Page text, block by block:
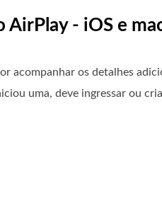
AirPlay - iOS e
acompanhar os detalhes
uma, deve ingressar ou